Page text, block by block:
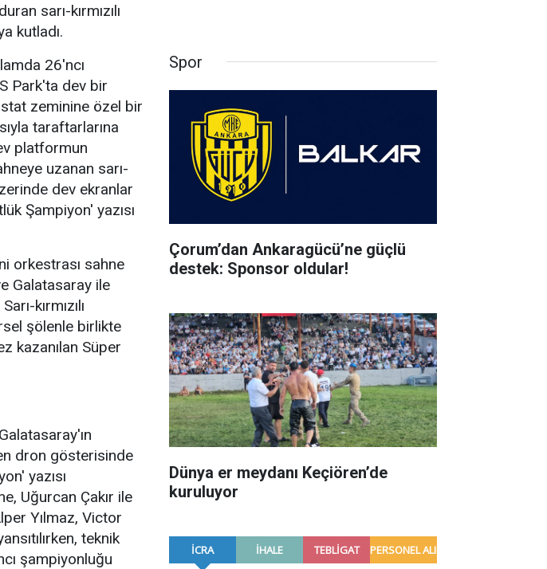
sarı-kırmızılı
kutladı.
26'ncı
Park'ta dev bir
stat zeminine özel bir
taraftarlarına
platformun
uzanan sarı-
dev ekranlar
Şampiyon' yazısı
orkestrası sahne
Galatasaray ile
kırmızılı
şölenle birlikte
kazanılan Süper
dron gösterisinde
yazısı
Uğurcan Çakır ile
Yılmaz, Victor
teknik
şampiyonluğu
Spor
Çorum’dan Ankaragücü’ne güçlü
destek: Sponsor oldular!
Dünya er meydanı Keçiören’de
kuruluyor